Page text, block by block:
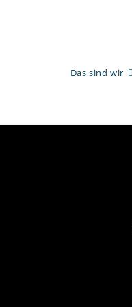
Das sind wir